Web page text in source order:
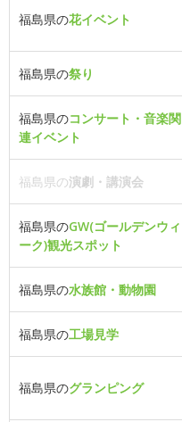
福島県の花イベント
福島県の祭り
福島県のコンサート・音楽関
連イベント
福島県の演劇・講演会
福島県のGW(ゴールデンウィ
ーク)観光スポット
福島県の水族館・動物園
福島県の工場見学
福島県のグランピング